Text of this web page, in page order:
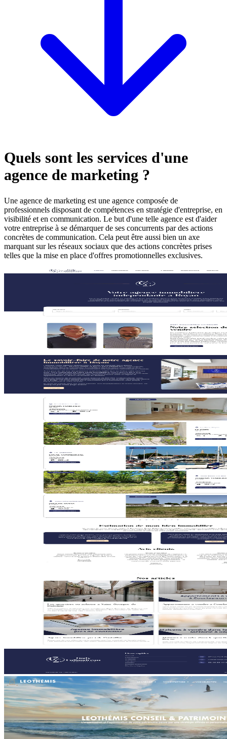
Quels sont les services d'une
agence de marketing ?
Une agence de marketing est une agence composée de
professionnels disposant de compétences en stratégie d'entreprise, en
visibilité et en communication. Le but d'une telle agence est d'aider
votre entreprise à se démarquer de ses concurrents par des actions
concrètes de communication. Cela peut être aussi bien un axe
marquant sur les réseaux sociaux que des actions concrètes prises
telles que la mise en place d'offres promotionnelles exclusives.